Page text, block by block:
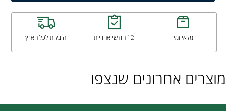
מלאי זמין 12 חודשי אחריות הובלות לכל הארץ
מוצרים אחרונים שנצפו